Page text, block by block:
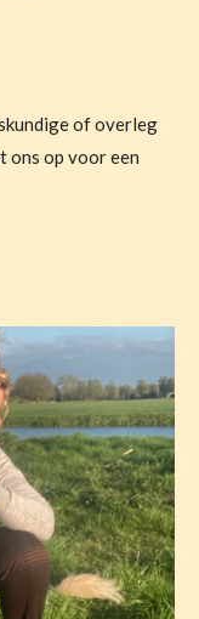
of overleg
ons op voor een